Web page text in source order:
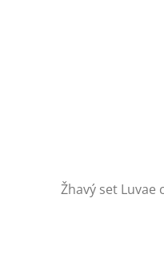
Žhavý set Luvae